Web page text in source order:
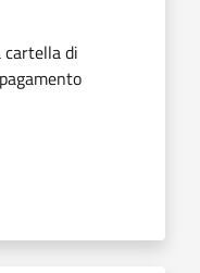
cartella di